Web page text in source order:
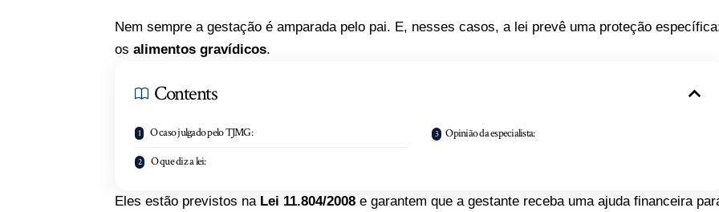
Nem sempre a gestação é amparada pelo pai. E, nesses casos, a lei prevê uma proteção
osalimentos gravídicos.
Contents
O caso julgado pelo TJMG:
O que diz a lei:
Opinião da especialista:
Eles estão previstos na Lei 11.804/2008 e garantem que a gestante receba uma ajuda financeira